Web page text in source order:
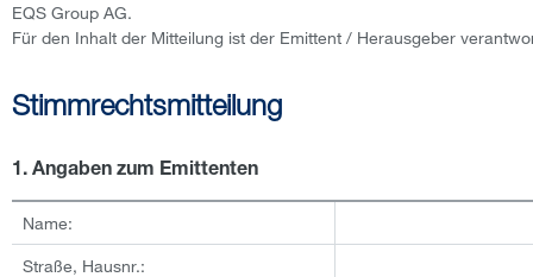
EQS Group AG.
Für den Inhalt der Mitteilung ist der Emittent / Herausgeber
Stimmrechtsmitteilung
1. Angaben zum Emittenten
Name:
Straße, Hausnr.: